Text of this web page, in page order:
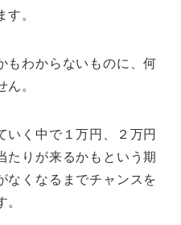
。
もわからないものに、何
。
いく中で１万円、２万円
たりが来るかもという期
なくなるまでチャンスを